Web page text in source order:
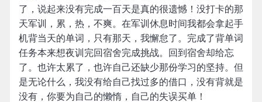
了，说起来没有完成一百天是真的很遗憾！没打卡的那
天军训，累，热，不爽。在军训休息时间我都会拿起手
机背当天的单词，只有那天，我懈怠了。完成了背单词
任务本来想夜训完回宿舍完成挑战。回到宿舍却给忘
了。也许太累了，也许自己还缺少那份学习的坚持。但
是无论什么，我没有给自己找过多的借口，没有背就是
没有，你要为自己的懒惰，自己的失误买单！